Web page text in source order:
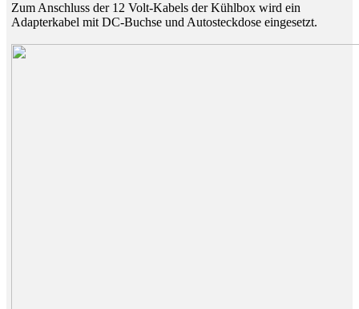
Zum Anschluss der 12 Volt-Kabels der Kühlbox wird ein
Adapterkabel mit DC-Buchse und Autosteckdose eingesetzt.